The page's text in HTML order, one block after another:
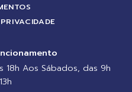
18h Aos Sábados, das 9h